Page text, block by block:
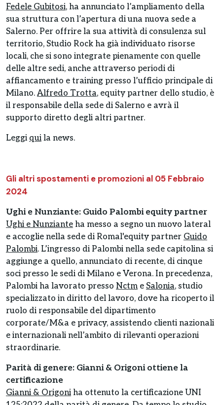
Fedele Gubitosi, ha annunciato l’ampliamento della
sua struttura con l’apertura di una nuova sede a
Salerno. Per offrire la sua attività di consulenza sul
territorio, Studio Rock ha già individuato risorse
locali, che si sono integrate pienamente con quelle
delle altre sedi, anche attraverso periodi di
affiancamento e training presso l’ufficio principale di
Milano. Alfredo Trotta, equity partner dello studio, è
il responsabile della sede di Salerno e avrà il
supporto diretto degli altri partner.
Leggi qui la news.
Gli altri spostamenti e promozioni al 05 Febbraio
2024
Ughi e Nunziante: Guido Palombi equity partner
Ughi e Nunziante ha messo a segno un nuovo lateral
e accoglie nella sede di Romal'equity partner Guido
Palombi. L’ingresso di Palombi nella sede capitolina si
aggiunge a quello, annunciato di recente, di cinque
soci presso le sedi di Milano e Verona. In precedenza,
Palombi ha lavorato presso Nctm e Salonia, studio
specializzato in diritto del lavoro, dove ha ricoperto il
ruolo di responsabile del dipartimento
corporate/M&a e privacy, assistendo clienti nazionali
e internazionali nell’ambito di rilevanti operazioni
straordinarie.
Parità di genere: Gianni & Origoni ottiene la
certificazione
Gianni & Origoni ha ottenuto la certificazione UNI